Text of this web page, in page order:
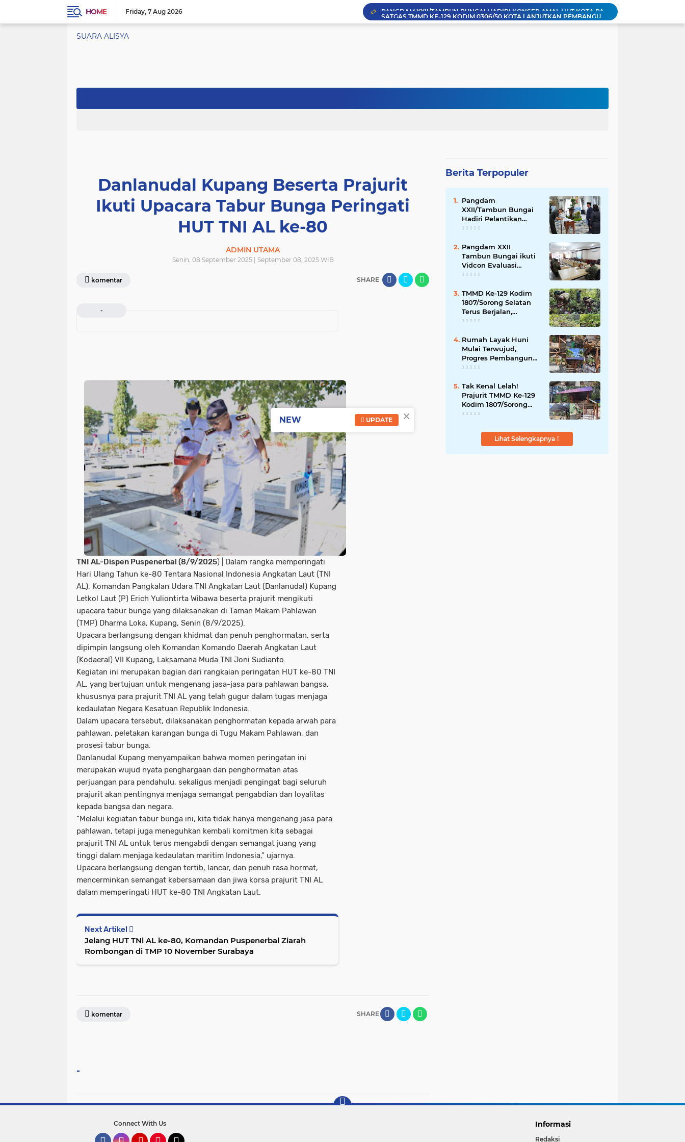
HOME Friday 7 Aug 2026
SATGAS TMMD KE-129 KODIM 0306/50 KOTA LANJUTKAN PEMBANGUNAN TALUD PENAHAN TANAH
Pengerjaan Program Manunggal Air Bersih (Pipanisasi) TMMD/N Ke-129 TA 2026 Terus Berjalan, Capai 32 Persen
Tak Kenal Lelah! Prajurit TMMD Ke-129 Kodim 1807/Sorong Selatan, Kebut Pembangunan Rumah Warga Demi Wujudkan Hunian Layak
SUARA ALISYA
Danlanudal Kupang Beserta Prajurit
Ikuti Upacara Tabur Bunga Peringati
HUT TNI AL ke-80
ADMIN UTAMA
Senin, 08 September 2025 | September 08, 2025 WIB
komentar SHARE
-
TNI AL-Dispen Puspenerbal (8/9/2025) | Dalam rangka memperingati
Hari Ulang Tahun ke-80 Tentara Nasional Indonesia Angkatan Laut (TNI
AL), Komandan Pangkalan Udara TNI Angkatan Laut (Danlanudal) Kupang
Letkol Laut (P) Erich Yuliontirta Wibawa beserta prajurit mengikuti
upacara tabur bunga yang dilaksanakan di Taman Makam Pahlawan
(TMP) Dharma Loka, Kupang, Senin (8/9/2025).
Upacara berlangsung dengan khidmat dan penuh penghormatan, serta
dipimpin langsung oleh Komandan Komando Daerah Angkatan Laut
(Kodaeral) VII Kupang, Laksamana Muda TNI Joni Sudianto.
Kegiatan ini merupakan bagian dari rangkaian peringatan HUT ke-80 TNI
AL, yang bertujuan untuk mengenang jasa-jasa para pahlawan bangsa,
khususnya para prajurit TNI AL yang telah gugur dalam tugas menjaga
kedaulatan Negara Kesatuan Republik Indonesia.
Dalam upacara tersebut, dilaksanakan penghormatan kepada arwah para
pahlawan, peletakan karangan bunga di Tugu Makam Pahlawan, dan
prosesi tabur bunga.
Danlanudal Kupang menyampaikan bahwa momen peringatan ini
merupakan wujud nyata penghargaan dan penghormatan atas
perjuangan para pendahulu, sekaligus menjadi pengingat bagi seluruh
prajurit akan pentingnya menjaga semangat pengabdian dan loyalitas
kepada bangsa dan negara.
“Melalui kegiatan tabur bunga ini, kita tidak hanya mengenang jasa para
pahlawan, tetapi juga meneguhkan kembali komitmen kita sebagai
prajurit TNI AL untuk terus mengabdi dengan semangat juang yang
tinggi dalam menjaga kedaulatan maritim Indonesia,” ujarnya.
Upacara berlangsung dengan tertib, lancar, dan penuh rasa hormat,
mencerminkan semangat kebersamaan dan jiwa korsa prajurit TNI AL
dalam memperingati HUT ke-80 TNI Angkatan Laut.
Next Artikel
Jelang HUT TNl AL ke-80, Komandan Puspenerbal Ziarah
Rombongan di TMP 10 November Surabaya
SHARE
komentar
-
Berita Terpopuler
Pangdam
XXII/Tambun Bungai
Hadiri Pelantikan
Sekretaris Daerah
Tengah
Pangdam XXII
Tambun Bungai ikuti
Vidcon Evaluasi
Koperasi
Putih dipimpin Wakil
Panglima TNI
TMMD Ke-129 Kodim
1807/Sorong Selatan
Terus Berjalan,
Revitalisasi Pipanisasi
Sesor Capai Progres 30
Persen
Rumah Layak Huni
Mulai Terwujud,
Progres Pembangunan
TMMD Ke-129 Kodim
Capai 20%
Tak Kenal Lelah!
Prajurit TMMD Ke-129
Kodim 1807/Sorong
Selatan, Kebut
Warga Demi
Wujudkan HunianLihat Selengkapnya
Connect With Us Informasi
Redaksi
×
NEW UPDATE